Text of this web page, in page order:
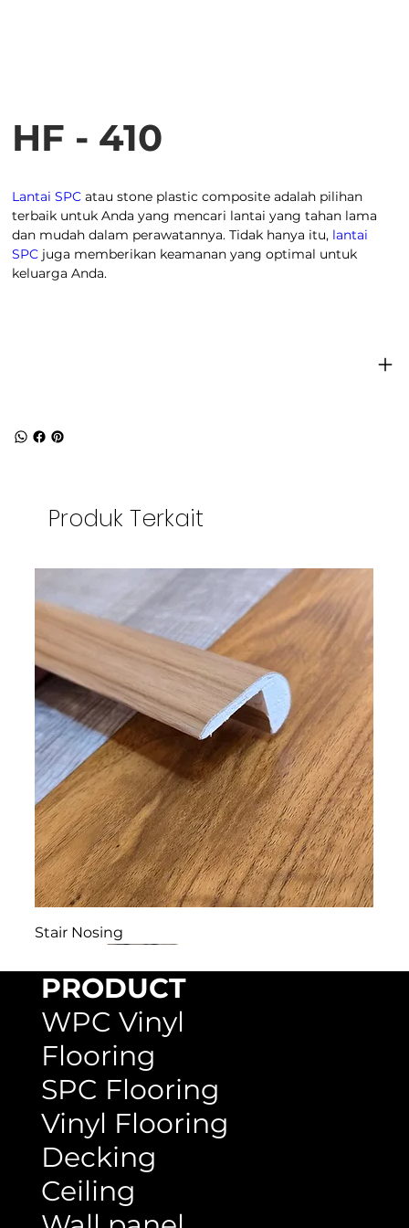
HF - 410
Lantai SPC atau stone plastic composite adalah pilihan
terbaik untuk Anda yang mencari lantai yang tahan lama
dan mudah dalam perawatannya. Tidak hanya itu, lantai
SPC juga memberikan keamanan yang optimal untuk
keluarga Anda.
Produk Terkait
Stair Nosing
PRODUCT
WPC Vinyl
Flooring
SPC Flooring
Vinyl Flooring
Decking
Ceiling